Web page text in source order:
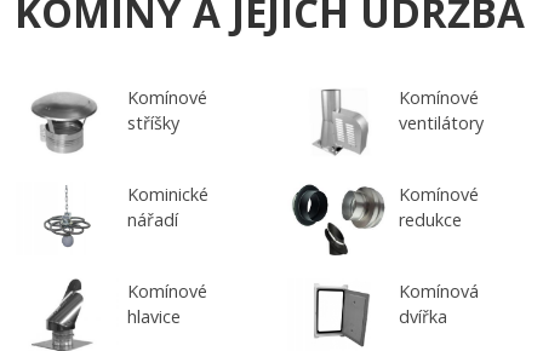
KOMÍNY A JEJICH ÚDRŽBA
Komínové
stříšky
Komínové
ventilátory
Kominické
nářadí
Komínové
redukce
Komínové
hlavice
Komínová
dvířka